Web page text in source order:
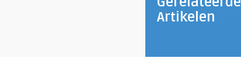
Artikelen